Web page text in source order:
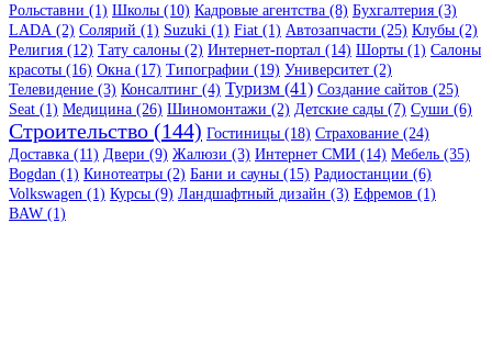
Рольставни (1) Школы (10) Кадровые агентства (8) Бухгалтерия (3)
LADA (2) Солярий (1) Suzuki (1) Fiat (1) Автозапчасти (25) Клубы (2)
Религия (12) Тату салоны (2) Интернет-портал (14) Шорты (1) Салоны
красоты (16) Окна (17) Типографии (19) Университет (2)
Телевидение (3) Консалтинг (4) Туризм (41) Создание сайтов (25)
Seat (1) Медицина (26) Шиномонтажи (2) Детские сады (7) Суши (6)
Строительство (144) Гостиницы (18) Страхование (24)
Доставка (11) Двери (9) Жалюзи (3) Интернет СМИ (14) Мебель (35)
Bogdan (1) Кинотеатры (2) Бани и сауны (15) Радиостанции (6)
Volkswagen (1) Курсы (9) Ландшафтный дизайн (3) Ефремов (1)
BAW (1)